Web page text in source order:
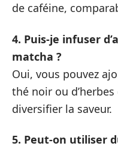
de caféine,
4. Puis-je infuser
matcha ?
Oui, vous pouvez
thé noir ou
diversifier la saveur.
5. Peut-on utiliser